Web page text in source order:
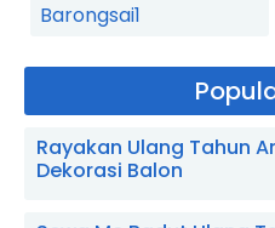
Barongsai1
Rayakan Ulang Tahun
Dekorasi Balon